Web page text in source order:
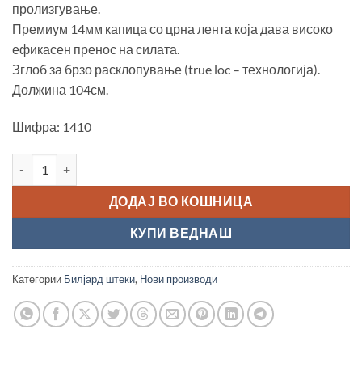
пролизгување.
Премиум 14мм капица со црна лента која дава високо
ефикасен пренос на силата.
Зглоб за брзо расклопување (true loc – технологија).
Должина 104см.
Шифра: 1410
ДОДАЈ ВО КОШНИЦА
КУПИ ВЕДНАШ
Категории Билјард штеки, Нови производи